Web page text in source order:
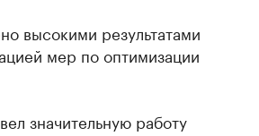
высокими результатами
мер по оптимизации
значительную работу